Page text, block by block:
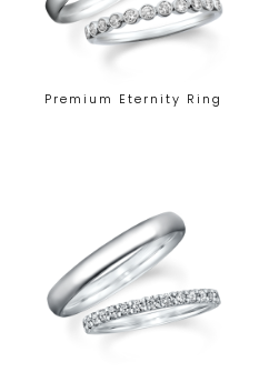
Premium Eternity Ring